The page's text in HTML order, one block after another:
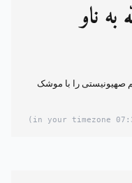
ناو
صهیونیستی را با موشک